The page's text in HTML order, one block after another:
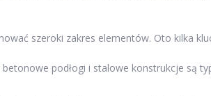
szeroki zakres elementów. Oto kilka
betonowe podłogi i stalowe konstrukcje są